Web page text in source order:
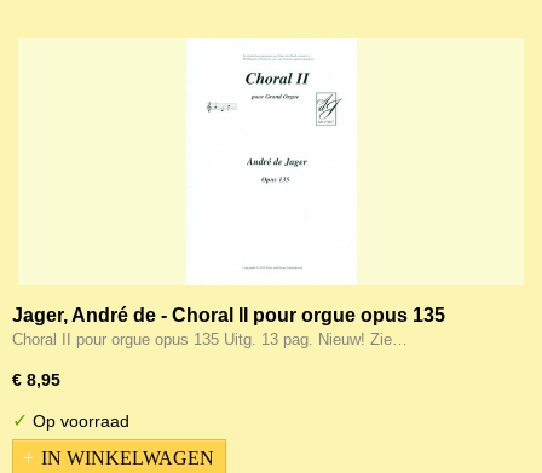
Jager, André de - Choral II pour orgue opus 135
Choral II pour orgue opus 135 Uitg. 13 pag. Nieuw! Zie…
€ 8,95
✓ Op voorraad
IN WINKELWAGEN